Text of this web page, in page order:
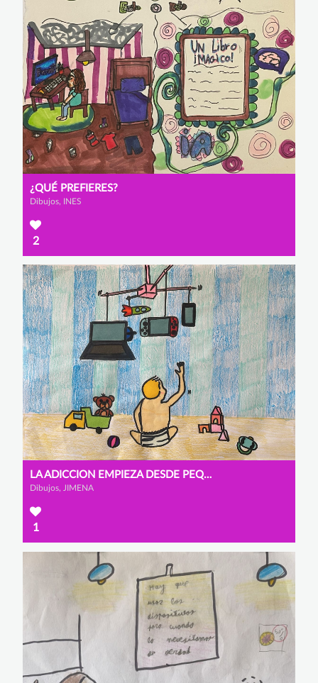
¿QUÉ PREFIERES?
Dibujos, INES
2
LA ADICCION EMPIEZA DESDE PEQUEÑOS
Dibujos, JIMENA
1